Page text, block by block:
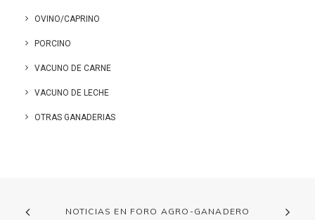
OVINO/CAPRINO
PORCINO
VACUNO DE CARNE
VACUNO DE LECHE
OTRAS GANADERIAS
NOTICIAS EN FORO AGRO-GANADERO